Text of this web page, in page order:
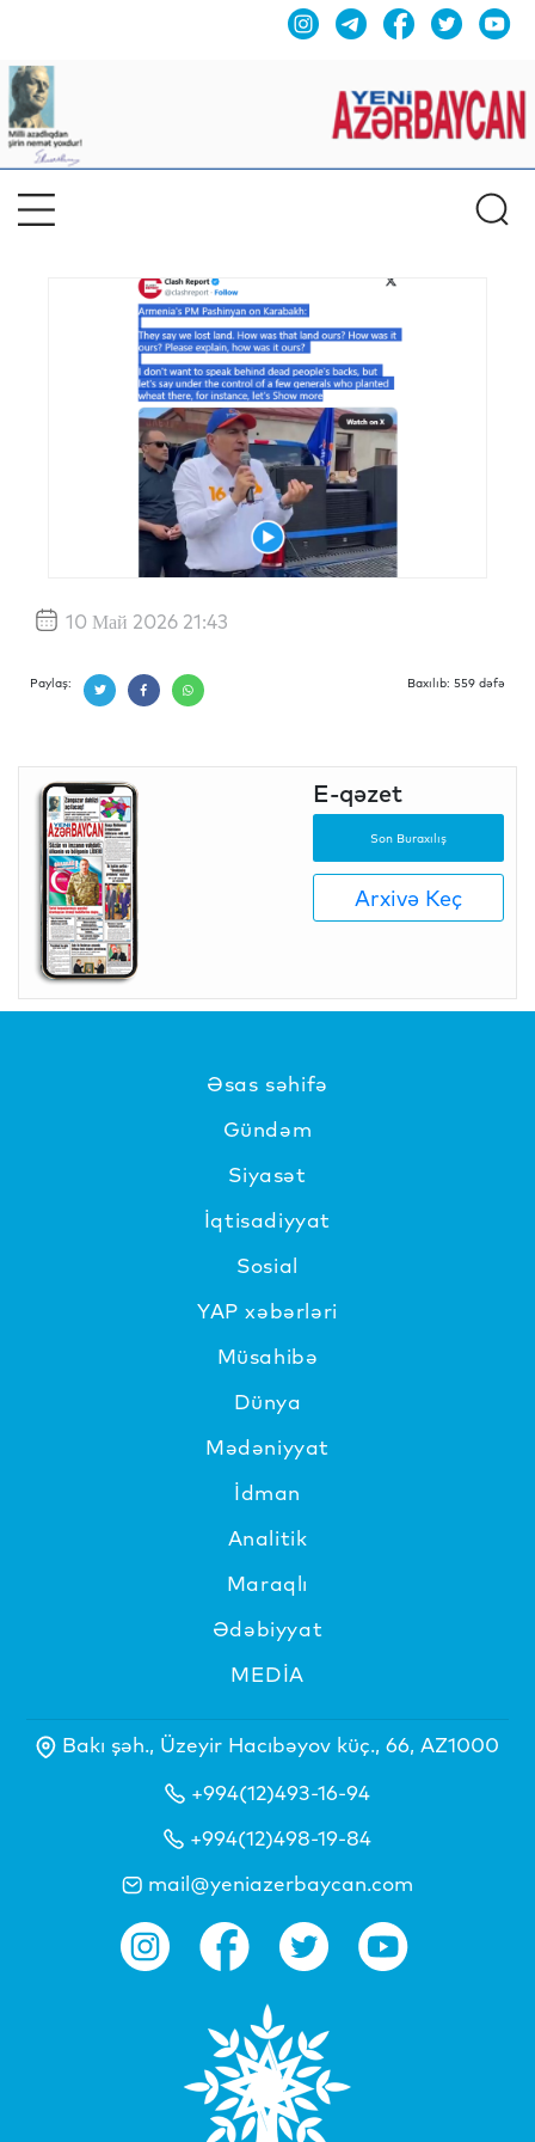
10 Май 2026 21:43
Paylaş: Baxılıb: 559 dəfə
E-qəzet
Son Buraxılış
Arxivə Keç
Əsas səhifə
Gündəm
Siyasət
İqtisadiyyat
Sosial
YAP xəbərləri
Müsahibə
Dünya
Mədəniyyat
İdman
Analitik
Maraqlı
Ədəbiyyat
MEDİA
Bakı şəh., Üzeyir Hacıbəyov küç., 66, AZ1000
+994(12)493-16-94
+994(12)498-19-84
mail@yeniazerbaycan.com